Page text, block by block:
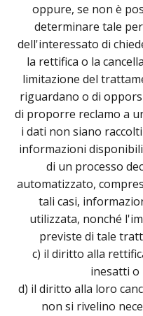
oppure, se non è
determinare tale
dell'interessato di
la rettifica o la
limitazione del
riguardano o di
di proporre reclamo a
i dati non siano
informazioni
di un processo
automatizzato,
tali casi,
utilizzata, nonché
previste di tale
c) il diritto alla
inesatti
d) il diritto alla loro
non si rivelino